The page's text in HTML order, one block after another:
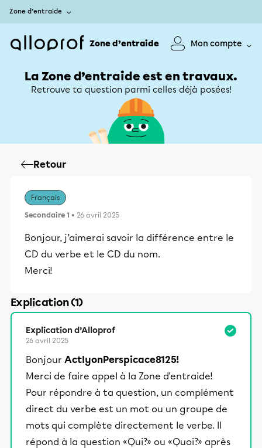
Zone d’entraide
Zone d’entraide Mon compte
La Zone d’entraide est en travaux.
Retrouve ta question parmi celles déjà posées!
Retour
Français
Secondaire 1 • 26 avril 2025
Bonjour, j’aimerai savoir la différence entre le
CD du verbe et le CD du nom.
Merci!
Explication (1)
Explication d’Alloprof
26 avril 2025
Bonjour ActlyonPerspicace8125!
Merci de faire appel à la Zone d'entraide!
Pour répondre à ta question, un complément
direct du verbe est un mot ou un groupe de
mots qui complète directement le verbe. Il
répond à la question «Qui?» ou «Quoi?» après